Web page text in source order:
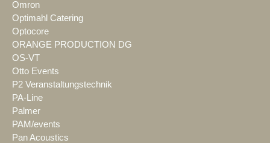
Omron
Optimahl Catering
Optocore
ORANGE PRODUCTION DG
OS-VT
Otto Events
P2 Veranstaltungstechnik
PA-Line
Palmer
PAM/events
Pan Acoustics